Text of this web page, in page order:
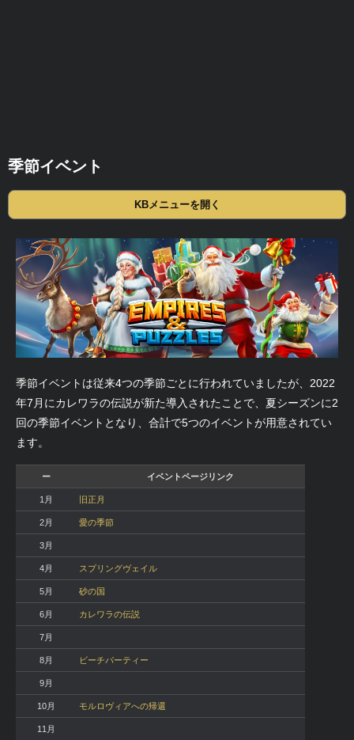
季節イベント
KBメニューを開く
季節イベントは従来4つの季節ごとに行われていましたが、2022
年7月にカレワラの伝説が新た導入されたことで、夏シーズンに2
回の季節イベントとなり、合計で5つのイベントが用意されてい
ます。
ー イベントページリンク
1月 旧正月
2月 愛の季節
3月
4月 スプリングヴェイル
5月 砂の国
6月 カレワラの伝説
7月
8月 ビーチパーティー
9月
10月 モルロヴィアへの帰還
11月